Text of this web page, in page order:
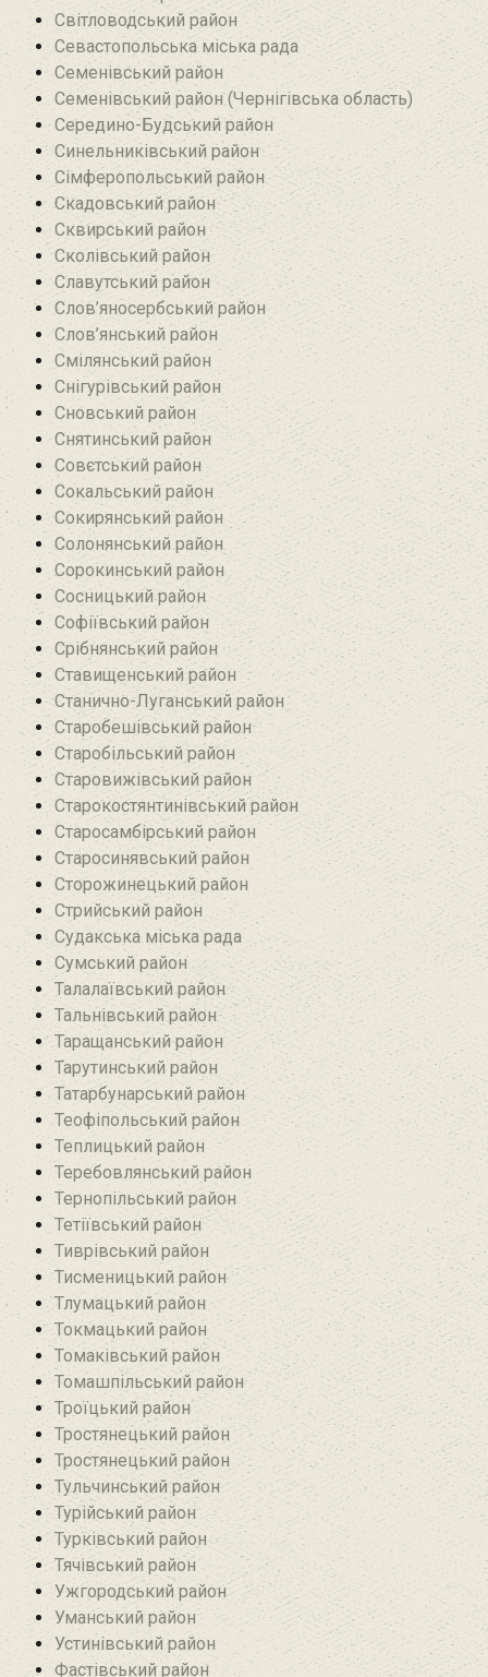
Світловодський район
Севастопольська міська рада
Семенівський район
Семенівський район (Чернігівська область)
Середино-Будський район
Синельниківський район
Сімферопольський район
Скадовський район
Сквирський район
Сколівський район
Славутський район
Слов’яносербський район
Слов’янський район
Смілянський район
Снігурівський район‎
Сновський район
Снятинський район
Совєтський район
Сокальський район
Сокирянський район
Солонянський район
Сорокинський район
Сосницький район
Софіївський район
Срібнянський район‎
Ставищенський район
Станично-Луганський район‎
Старобешівський район‎
Старобільський район
Старовижівський район
Старокостянтинівський район
Старосамбірський район
Старосинявський район
Сторожинецький район
Стрийський район
Судакська міська рада
Сумський район
Талалаївський район
Тальнівський район
Таращанський район
Тарутинський район
Татарбунарський район
Теофіпольський район‎
Теплицький район
Теребовлянський район
Тернопільський район
Тетіївський район
Тиврівський район
Тисменицький район
Тлумацький район
Токмацький район
Томаківський район
Томашпільський район
Троїцький район‎
Тростянецький район
Тростянецький район
Тульчинський район
Турійський район
Турківський район
Тячівський район
Ужгородський район
Уманський район
Устинівський район
Фастівський район